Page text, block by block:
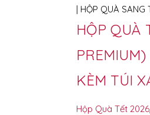
HỘP QUÀ
KÈM TÚI
Hộp Quà Tết 2026,